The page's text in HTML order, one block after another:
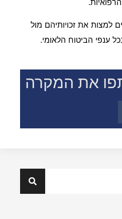
למצות את זכויותיהם מול
ענפי הביטוח הלאומי.
את המקרה